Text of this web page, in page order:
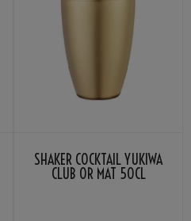
SHAKER COCKTAIL YUKIWA
CLUB OR MAT 50CL